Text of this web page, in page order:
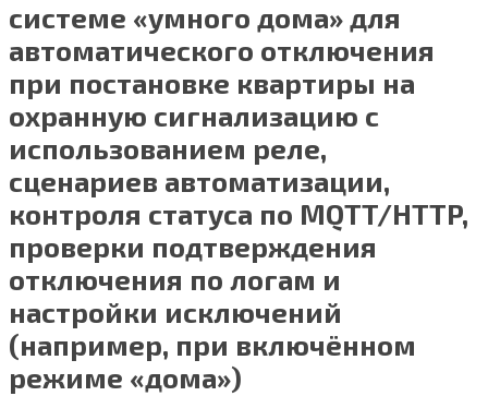
системе «умного дома» для
автоматического отключения
при постановке квартиры на
охранную сигнализацию с
использованием реле,
сценариев автоматизации,
контроля статуса по MQTT/HTTP,
проверки подтверждения
отключения по логам и
настройки исключений
(например, при включённом
режиме «дома»)